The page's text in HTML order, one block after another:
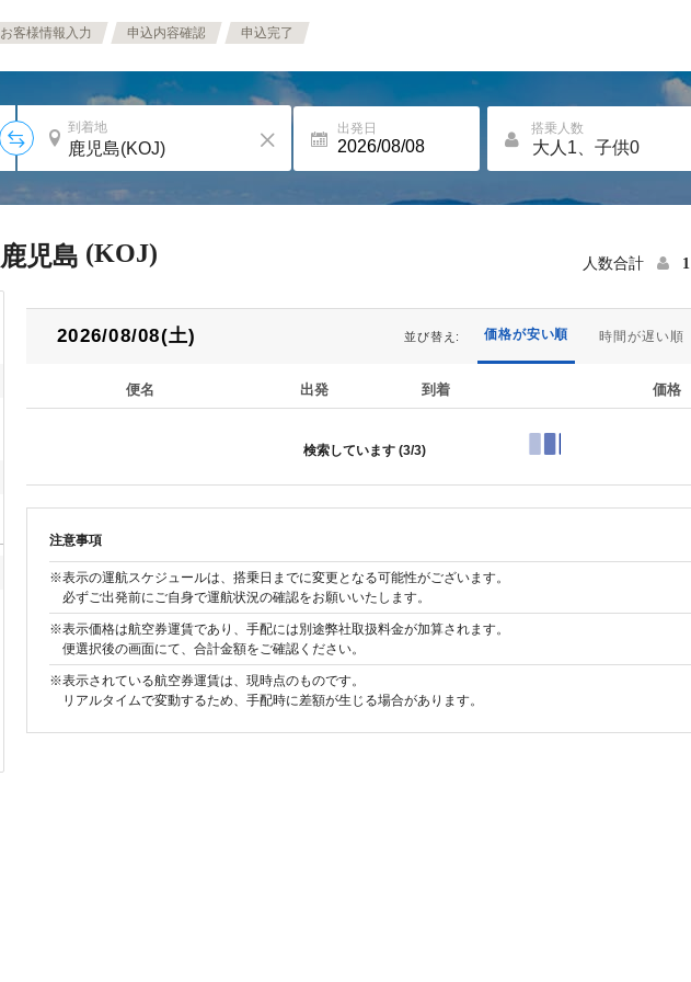
お客様情報入力 申込内容確認 申込完了
到着地 出発日 搭乗人数
鹿児島 (KOJ) 人数合計 1
2026/08/08(土) 並び替え: 価格が安い順 時間が遅い順
便名 出発 到着 価格
検索しています (3/3)
注意事項
※表示の運航スケジュールは、搭乗日までに変更となる可能性がございます。
必ずご出発前にご自身で運航状況の確認をお願いいたします。
※表示価格は航空券運賃であり、手配には別途弊社取扱料金が加算されます。
便選択後の画面にて、合計金額をご確認ください。
※表示されている航空券運賃は、現時点のものです。
リアルタイムで変動するため、手配時に差額が生じる場合があります。